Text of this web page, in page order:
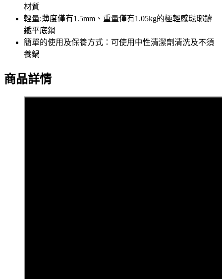
材質
輕量:薄度僅有1.5mm、重量僅有1.05kg的極輕感琺瑯鑄
鐵平底鍋
簡單的使用及保養方式：可使用中性清潔劑清洗及不須
養鍋
商品詳情